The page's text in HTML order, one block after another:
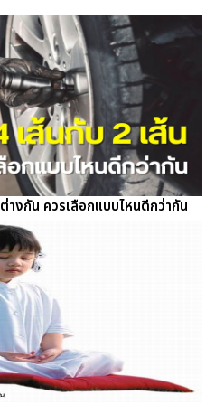
างกัน ควรเลือกแบบไหนดีกว่ากัน